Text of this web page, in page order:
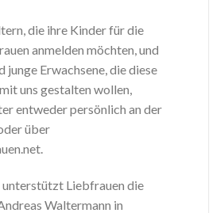
die ihre Kinder für die
anmelden möchten, und
junge Erwachsene, die diese
uns gestalten wollen,
entweder persönlich an der
über
Liebfrauen die
Waltermann in